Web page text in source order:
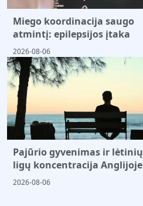
Miego koordinacija saugo
atmintį: epilepsijos įtaka
2026-08-06
Pajūrio gyvenimas ir lėtinių
ligų koncentracija Anglijoje
2026-08-06